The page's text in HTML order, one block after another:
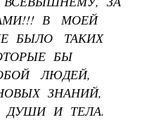
В МОЕЙ
БЫЛО ТАКИХ
БЫ
ЛЮДЕЙ,
ЗНАНИЙ,
И ТЕЛА.